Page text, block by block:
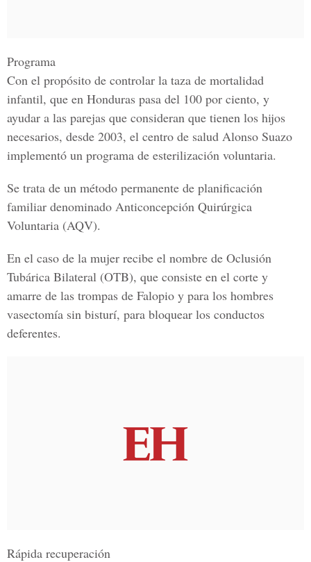
Programa
Con el propósito de controlar la taza de mortalidad
infantil, que en Honduras pasa del 100 por ciento, y
ayudar a las parejas que consideran que tienen los hijos
necesarios, desde 2003, el centro de salud Alonso Suazo
implementó un programa de esterilización voluntaria.
Se trata de un método permanente de planificación
familiar denominado Anticoncepción Quirúrgica
Voluntaria (AQV).
En el caso de la mujer recibe el nombre de Oclusión
Tubárica Bilateral (OTB), que consiste en el corte y
amarre de las trompas de Falopio y para los hombres
vasectomía sin bisturí, para bloquear los conductos
deferentes.
Rápida recuperación